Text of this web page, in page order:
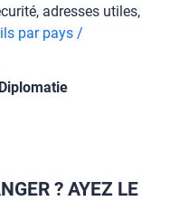
adresses utiles,
par pays /
? AYEZ LE